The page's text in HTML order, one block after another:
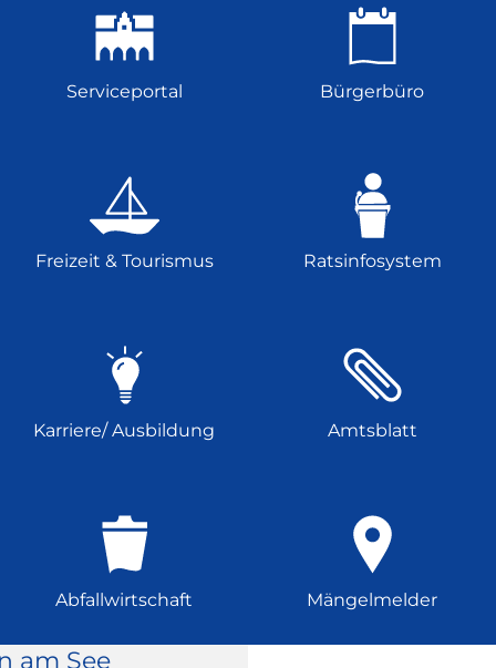
Serviceportal Bürgerbüro
Freizeit & Tourismus Ratsinfosystem
Karriere/ Ausbildung Amtsblatt
Abfallwirtschaft Mängelmelder
am See